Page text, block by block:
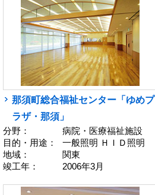
那須町総合福祉センター「ゆめプ
ラザ・那須」
分野：
病院・医療福祉施設
目的・用途：
一般照明 ＨＩＤ照明
地域：
関東
竣工年：
2006年3月